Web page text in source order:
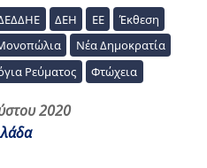
ΔΕΗ ΕΕ
Έκθεση
Νέα Δημοκρατία
Ρεύματος Φτώχεια
2020